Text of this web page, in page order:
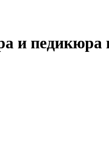
и педикюра